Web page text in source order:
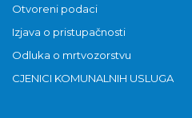
Otvoreni podaci
Izjava o pristupačnosti
Odluka o mrtvozorstvu
CJENICI KOMUNALNIH USLUGA